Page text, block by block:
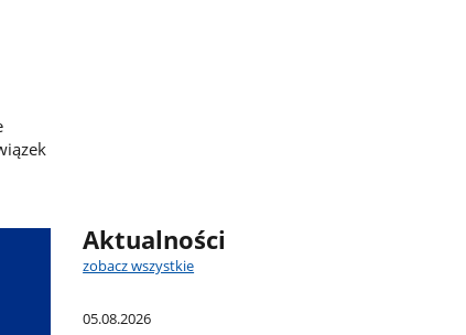
Aktualności
zobacz wszystkie
05.08.2026